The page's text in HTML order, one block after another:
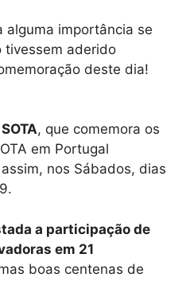
alguma importância se
tivessem aderido
deste dia!
, que comemora os
em Portugal
nos Sábados, dias
a participação de
em 21
boas centenas de